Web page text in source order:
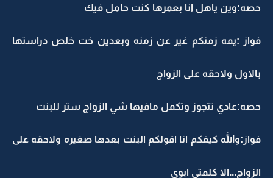
حصه:وين ياهل انا بعمرها كنت حامل فيك
فواز :يمه زمنكم غير عن زمنه وبعدين خت خلص دراستها
بالاول ولاحقه على الزواج
حصه:عادي تتجوز وتكمل مافيها شي الزواج ستر للبنت
فواز:والله كيفكم انا اقولكم البنت بعدها صغيره ولاحقه على
الزواج...الا كلمتي ابوي